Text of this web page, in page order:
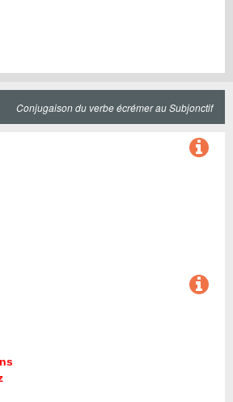
Conjugaison du verbe écrémer au Subjonctif